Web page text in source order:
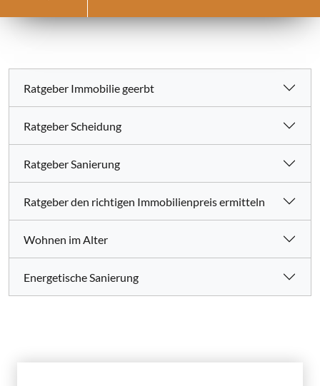
Ratgeber Immobilie geerbt
Ratgeber Scheidung
Ratgeber Sanierung
Ratgeber den richtigen Immobilienpreis ermitteln
Wohnen im Alter
Energetische Sanierung